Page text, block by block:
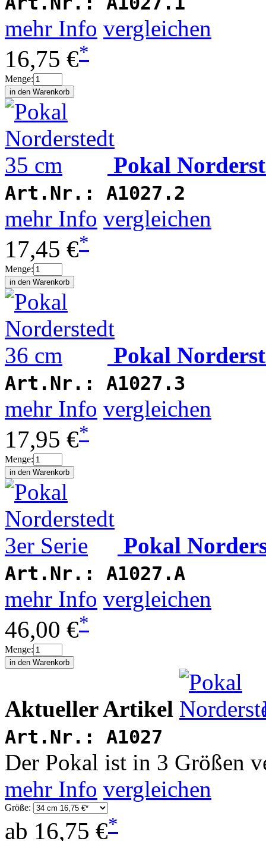
mehr Info vergleichen
16,75 €*
Menge:
Pokal
Art.Nr.: A1027.2
mehr Info vergleichen
17,45 €*
Menge:
Pokal
Art.Nr.: A1027.3
mehr Info vergleichen
17,95 €*
Menge:
Pokal
Art.Nr.: A1027.A
mehr Info vergleichen
46,00 €*
Menge:
Aktueller Artikel
Art.Nr.: A1027
Der Pokal ist in 3 Größen
mehr Info vergleichen
Größe:
ab 16,75 €*